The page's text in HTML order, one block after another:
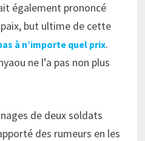
également prononcé
but ultime de cette
à n’importe quel prix.
ne l’a pas non plus
de deux soldats
des rumeurs en les